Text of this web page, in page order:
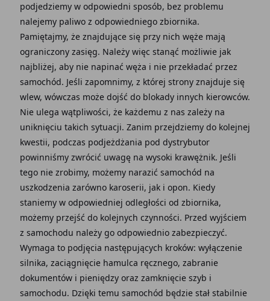
podjedziemy w odpowiedni sposób, bez problemu
nalejemy paliwo z odpowiedniego zbiornika.
Pamiętajmy, że znajdujące się przy nich węże mają
ograniczony zasięg. Należy więc stanąć możliwie jak
najbliżej, aby nie napinać węża i nie przekładać przez
samochód. Jeśli zapomnimy, z której strony znajduje się
wlew, wówczas może dojść do blokady innych kierowców.
Nie ulega wątpliwości, że każdemu z nas zależy na
uniknięciu takich sytuacji. Zanim przejdziemy do kolejnej
kwestii, podczas podjeżdżania pod dystrybutor
powinniśmy zwrócić uwagę na wysoki krawężnik. Jeśli
tego nie zrobimy, możemy narazić samochód na
uszkodzenia zarówno karoserii, jak i opon. Kiedy
staniemy w odpowiedniej odległości od zbiornika,
możemy przejść do kolejnych czynności. Przed wyjściem
z samochodu należy go odpowiednio zabezpieczyć.
Wymaga to podjęcia następujących kroków: wyłączenie
silnika, zaciągnięcie hamulca ręcznego, zabranie
dokumentów i pieniędzy oraz zamknięcie szyb i
samochodu. Dzięki temu samochód będzie stał stabilnie